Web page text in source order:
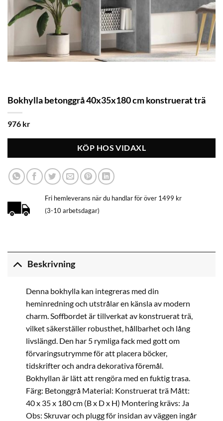
Bokhylla betonggrå 40x35x180 cm konstruerat trä
976 kr
KÖP HOS VIDAXL
Fri hemleverans när du handlar för över 1499 kr
(3-10 arbetsdagar)
Beskrivning
Denna bokhylla kan integreras med din
heminredning och utstrålar en känsla av modern
charm. Soffbordet är tillverkat av konstruerat trä,
vilket säkerställer robusthet, hållbarhet och lång
livslängd. Den har 5 rymliga fack med gott om
förvaringsutrymme för att placera böcker,
tidskrifter och andra dekorativa föremål.
Bokhyllan är lätt att rengöra med en fuktig trasa.
Färg: Betonggrå Material: Konstruerat trä Mått:
40 x 35 x 180 cm (B x D x H) Montering krävs: Ja
Obs: Skruvar och plugg för insidan av väggen ingår